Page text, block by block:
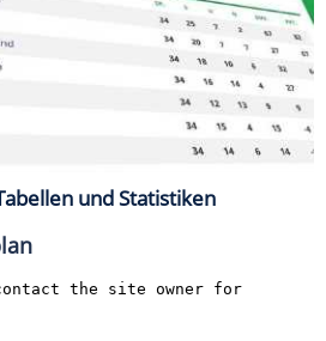
und Statistiken